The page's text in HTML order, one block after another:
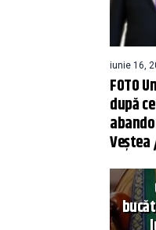
iunie 16,
FOTO
după
Veștea